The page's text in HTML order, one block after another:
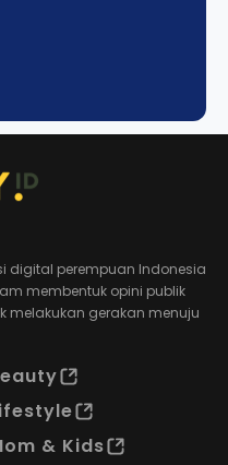
digital perempuan Indonesia
membentuk opini publik
melakukan gerakan menuju
& Kids